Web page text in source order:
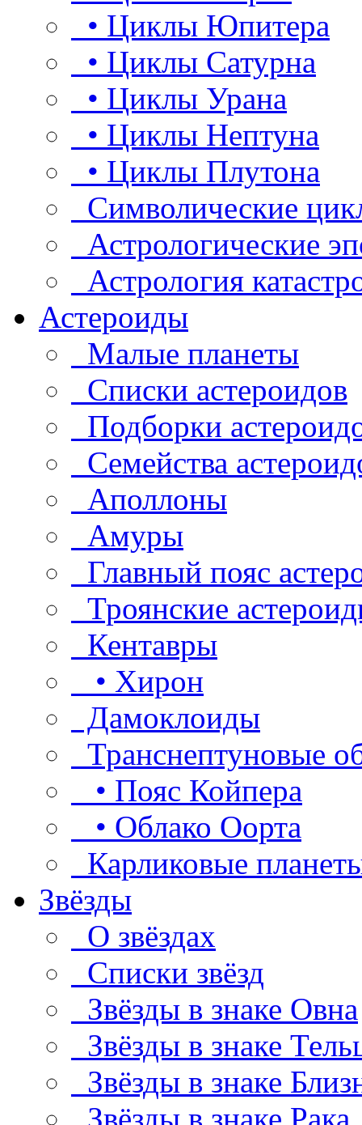
• Циклы Юпитера
• Циклы Сатурна
• Циклы Урана
• Циклы Нептуна
• Циклы Плутона
Символические
Астрологические
Астрология
Астероиды
Малые планеты
Списки астероидов
Подборки
Семейства
Аполлоны
Амуры
Главный пояс
Троянские
Кентавры
• Хирон
Дамоклоиды
Транснептуновые
• Пояс Койпера
• Облако Оорта
Карликовые
Звёзды
О звёздах
Списки звёзд
Звёзды в знаке Овна
Звёзды в знаке
Звёзды в знаке